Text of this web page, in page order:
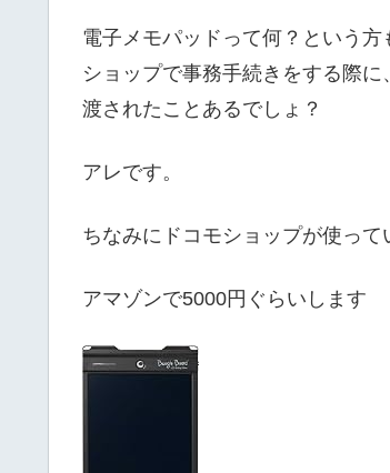
電子メモパッドって何？という
ショップで事務手続きをする際
渡されたことあるでしょ？
アレです。
ちなみにドコモショップが使って
アマゾンで5000円ぐらいします